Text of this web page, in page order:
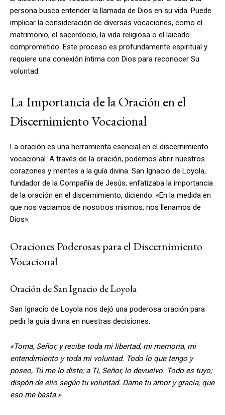
persona busca entender la llamada de Dios en su vida. Puede
implicar la consideración de diversas vocaciones, como el
matrimonio, el sacerdocio, la vida religiosa o el laicado
comprometido. Este proceso es profundamente espiritual y
requiere una conexión íntima con Dios para reconocer Su
voluntad.
La Importancia de la Oración en el
Discernimiento Vocacional
La oración es una herramienta esencial en el discernimiento
vocacional. A través de la oración, podemos abrir nuestros
corazones y mentes a la guía divina. San Ignacio de Loyola,
fundador de la Compañía de Jesús, enfatizaba la importancia
de la oración en el discernimiento, diciendo: «En la medida en
que nos vaciamos de nosotros mismos, nos llenamos de
Dios».
Oraciones Poderosas para el Discernimiento
Vocacional
Oración de San Ignacio de Loyola
San Ignacio de Loyola nos dejó una poderosa oración para
pedir la guía divina en nuestras decisiones:
«Toma, Señor, y recibe toda mi libertad, mi memoria, mi
entendimiento y toda mi voluntad. Todo lo que tengo y
poseo, Tú me lo diste; a Ti, Señor, lo devuelvo. Todo es tuyo;
dispón de ello según tu voluntad. Dame tu amor y gracia, que
eso me basta.»